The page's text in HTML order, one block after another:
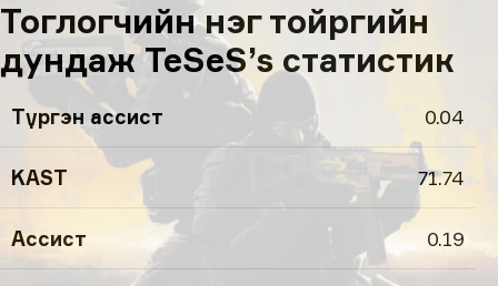
Тоглогчийн нэг тойргийн
дундаж TeSeS’s статистик
Түргэн ассист 0.04
KAST 71.74
Ассист 0.19